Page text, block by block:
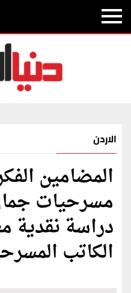
الاردن
المضامين
مسرحيات
دراسة نقدية
الكاتب